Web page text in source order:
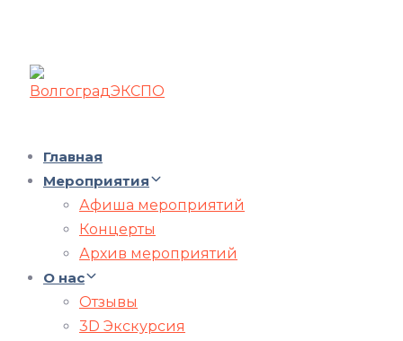
Главная
Мероприятия
Афиша мероприятий
Концерты
Архив мероприятий
О нас
Отзывы
3D Экскурсия